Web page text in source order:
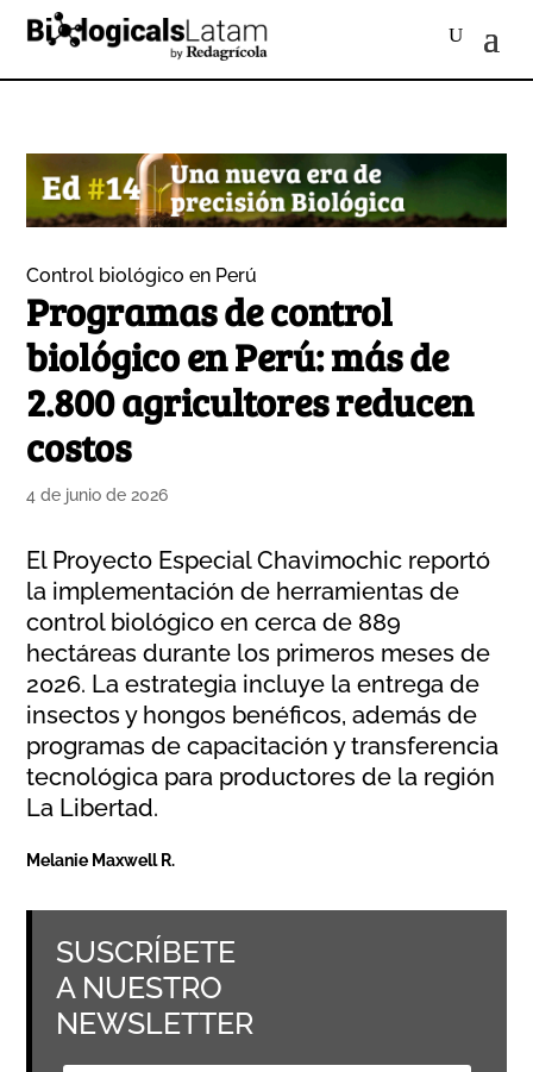
Control biológico en Perú
Programas de control
biológico en Perú: más de
2.800 agricultores reducen
costos
4 de junio de 2026
El Proyecto Especial Chavimochic reportó
la implementación de herramientas de
control biológico en cerca de 889
hectáreas durante los primeros meses de
2026. La estrategia incluye la entrega de
insectos y hongos benéficos, además de
programas de capacitación y transferencia
tecnológica para productores de la región
La Libertad.
Melanie Maxwell R.
SUSCRÍBETE
A NUESTRO
NEWSLETTER